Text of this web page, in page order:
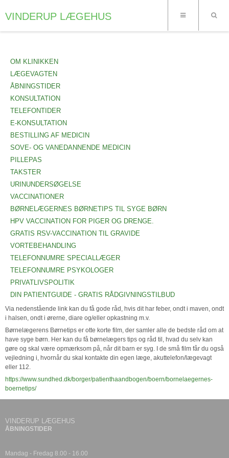
VINDERUP LÆGEHUS
OM KLINIKKEN
LÆGEVAGTEN
ÅBNINGSTIDER
KONSULTATION
TELEFONTIDER
E-KONSULTATION
BESTILLING AF MEDICIN
SOVE- OG VANEDANNENDE MEDICIN
PILLEPAS
TAKSTER
URINUNDERSØGELSE
VACCINATIONER
BØRNELÆGERNES BØRNETIPS TIL SYGE BØRN
HPV VACCINATION FOR PIGER OG DRENGE.
GRATIS RSV-VACCINATION TIL GRAVIDE
VORTEBEHANDLING
TELEFONNUMRE SPECIALLÆGER
TELEFONNUMRE PSYKOLOGER
PRIVATLIVSPOLITIK
DIN PATIENTGUIDE - GRATIS RÅDGIVNINGSTILBUD
Via nedenstående link kan du få gode råd, hvis dit har feber, ondt i maven, ondt
i halsen, ondt i ørerne, diare og/eller opkastning m.v.
Børnelægerens Børnetips er otte korte film, der samler alle de bedste råd om at
have syge børn. Her kan du få børnelægers tips og råd til, hvad du selv kan
gøre og skal være opmærksom på, når dit barn er syg. I de små film får du også
vejledning i, hvornår du skal kontakte din egen læge, akuttelefon/lægevagt
eller 112.
https://www.sundhed.dk/borger/patienthaandbogen/boern/bornelaegernes-
boernetips/
VINDERUP LÆGEHUS
ÅBNINGSTIDER
Mandag - Fredag 8.00 - 16.00